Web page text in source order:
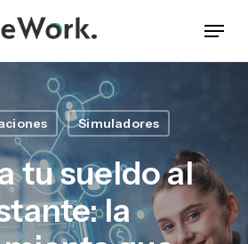
Menu
Simuladores
tu sueldo al
la